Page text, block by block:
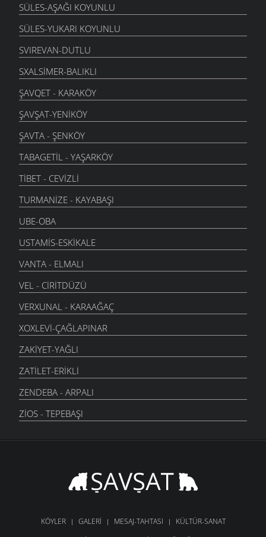
SÜLES-AŞAĞI KOYUNLU
SÜLES-YUKARI KOYUNLU
SVIREVAN-DUTLU
SXALSIMER-BALIKLI
ŞAVQET - KARAKÖY
ŞAVŞAT-YENIKÖY
ŞAVTA - ŞENKÖY
TABAGETIL - YAŞARKÖY
TIBET - CEVIZLI
TURMANIZE - KAYABAŞI
UBE-OBA
USTAMIS-ESKIKALE
VANTA - ELMALI
VEL - CIRITDÜZÜ
VERXUNAL - KARAAĞAÇ
XOXLEVI-ÇAĞLAPINAR
ZAKIYET-YAĞLI
ZATILET-ERIKLI
ZENDEBA - ARPALI
ZIOS - TEPEBAŞI
KÖYLER GALERI MESAJ-TAHTASI
KÜLTÜR-SANAT